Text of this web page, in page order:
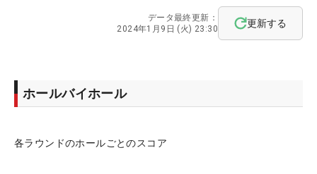
データ最終更新：
2024年1月9日 (火) 23:30
更新する
ホールバイホール
各ラウンドのホールごとのスコア